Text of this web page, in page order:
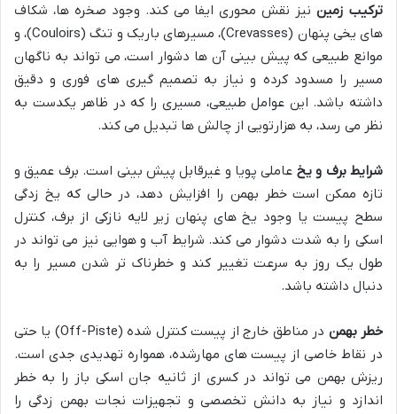
ترکیب زمیننیز نقش محوری ایفا می کند. وجود صخره ها، شکاف
های یخی پنهان (Crevasses)، مسیرهای باریک و تنگ (Couloirs)، و
موانع طبیعی که پیش بینی آن ها دشوار است، می تواند به ناگهان
مسیر را مسدود کرده و نیاز به تصمیم گیری های فوری و دقیق
داشته باشد. این عوامل طبیعی، مسیری را که در ظاهر یکدست به
نظر می رسد، به هزارتویی از چالش ها تبدیل می کند.
شرایط برف و یخ عاملی پویا و غیرقابل پیش بینی است. برف عمیق و
تازه ممکن است خطر بهمن را افزایش دهد، در حالی که یخ زدگی
سطح پیست یا وجود یخ های پنهان زیر لایه نازکی از برف، کنترل
اسکی را به شدت دشوار می کند. شرایط آب و هوایی نیز می تواند در
طول یک روز به سرعت تغییر کند و خطرناک تر شدن مسیر را به
دنبال داشته باشد.
خطر بهمن
در مناطق خارج از پیست کنترل شده (Off-Piste) یا حتی
در نقاط خاصی از پیست های مهارشده، همواره تهدیدی جدی است.
ریزش بهمن می تواند در کسری از ثانیه جان اسکی باز را به خطر
اندازد و نیاز به دانش تخصصی و تجهیزات نجات بهمن زدگی را